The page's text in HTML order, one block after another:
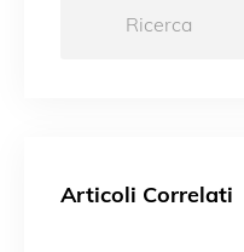
Articoli Correlati